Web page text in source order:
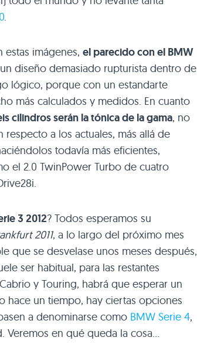
.
imágenes, el parecido con el BMW
diseño demasiado rupturista dentro de
lógico, porque con un estandarte
más calculados y medidos. En cuanto
cilindros serán la tónica de la gama, no
a los actuales, más allá de
todavía más eficientes,
el 2.0 TwinPower Turbo de cuatro
3 2012? Todos esperamos su
2011, a lo largo del próximo mes
que se desvelase unos meses después,
ser habitual, para las restantes
y Touring, habrá que esperar un
hace un tiempo, hay ciertas opciones
a denominarse como BMW Serie 4,
Veremos en qué queda la cosa…